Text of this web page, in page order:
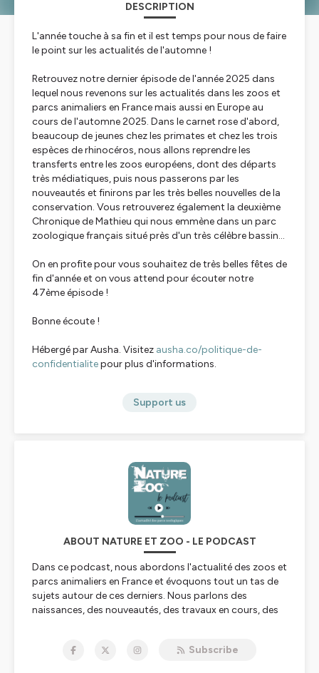
DESCRIPTION
L'année touche à sa fin et il est temps pour nous de faire
le point sur les actualités de l'automne !
Retrouvez notre dernier épisode de l'année 2025 dans
lequel nous revenons sur les actualités dans les zoos et
parcs animaliers en France mais aussi en Europe au
cours de l'automne 2025. Dans le carnet rose d'abord,
beaucoup de jeunes chez les primates et chez les trois
espèces de rhinocéros, nous allons reprendre les
transferts entre les zoos européens, dont des départs
très médiatiques, puis nous passerons par les
nouveautés et finirons par les très belles nouvelles de la
conservation. Vous retrouverez également la deuxième
Chronique de Mathieu qui nous emmène dans un parc
zoologique français situé près d'un très célèbre bassin…
On en profite pour vous souhaitez de très belles fêtes de
fin d'année et on vous attend pour écouter notre
47ème épisode !
Bonne écoute !
Hébergé par Ausha. Visitez ausha.co/politique-de-
confidentialitepour plus d'informations.
Support us
ABOUT NATURE ET ZOO - LE PODCAST
Dans ce podcast, nous abordons l'actualité des zoos et
parcs animaliers en France et évoquons tout un tas de
sujets autour de ces derniers. Nous parlons des
naissances, des nouveautés, des travaux en cours, des
Subscribe